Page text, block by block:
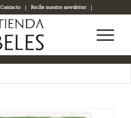
Contacto
Recibe nuestro newsletter
Acceso a tu cuenta